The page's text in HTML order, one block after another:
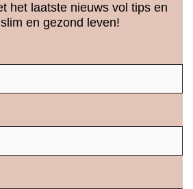
het laatste nieuws vol tips en
en gezond leven!